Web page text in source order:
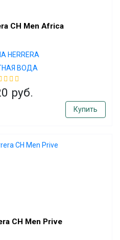
CH Men Africa
HERRERA
ВОДА
руб.
Купить
CH Men Prive